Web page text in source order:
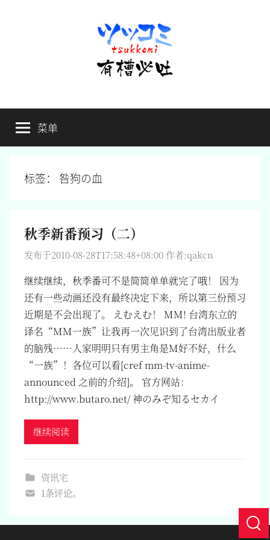
有
槽
必
槽，
毋
菜单
标签： 咎狗の血
秋季新番预习（二）
发布于2010-08-28T17:58:48+08:00 作者:qakcn
继续继续，秋季番可不是简简单单就完了哦！ 因为
还有一些动画还没有最终决定下来，所以第三份预习
近期是不会出现了。 えむえむ！ MM! 台湾东立的
译名“MM一族”让我再一次见识到了台湾出版业者
的脑残……人家明明只有男主角是M好不好，什么
“一族”！各位可以看[cref mm-tv-anime-
announced 之前的介绍]。 官方网站：
http://www.butaro.net/ 神のみぞ知るセカイ
继续阅读
资讯宅
1条评论。